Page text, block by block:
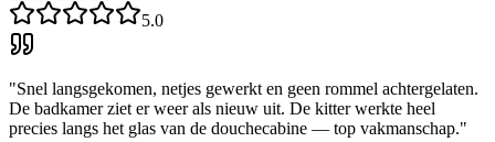
5.0
"Snel langsgekomen, netjes gewerkt en geen rommel achtergelaten.
De badkamer ziet er weer als nieuw uit. De kitter werkte heel
precies langs het glas van de douchecabine — top vakmanschap."